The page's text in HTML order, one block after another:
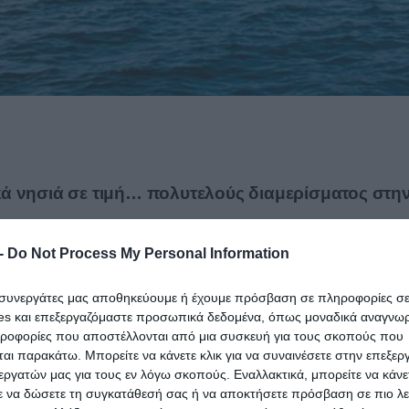
Do Not Process My Personal Information
συνεργάτες μας αποθηκεύουμε ή έχουμε πρόσβαση σε πληροφορίες
και επεξεργαζόμαστε προσωπικά δεδομένα, όπως μοναδικά
που αποστέλλονται από μια συσκευή για τους σκοπούς που
παρακάτω. Μπορείτε να κάνετε κλικ για να συναινέσετε στην
μας για τους εν λόγω σκοπούς. Εναλλακτικά, μπορείτε να
να δώσετε τη συγκατάθεσή σας ή να αποκτήσετε πρόσβαση σε πιο
νησιά σε τιμή… πολυτελούς διαμερίσματος
τα οποία εκτιμάται ότι πωλούνται, ή υπάρχει η
για αξιοποιήσιμες εκτάσεις με στόχο τη
τελευταία χρόνια. Ωστόσο με εξαίρεση την